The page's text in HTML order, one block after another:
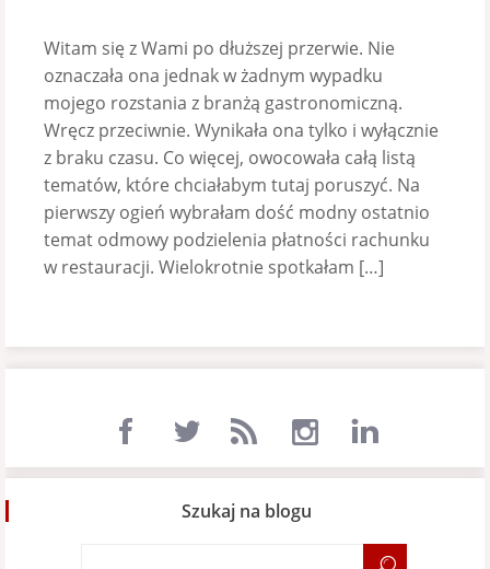
Witam się z Wami po dłuższej przerwie. Nie
oznaczała ona jednak w żadnym wypadku
mojego rozstania z branżą gastronomiczną.
Wręcz przeciwnie. Wynikała ona tylko i wyłącznie
z braku czasu. Co więcej, owocowała całą listą
tematów, które chciałabym tutaj poruszyć. Na
pierwszy ogień wybrałam dość modny ostatnio
temat odmowy podzielenia płatności rachunku
w restauracji. Wielokrotnie spotkałam […]
Szukaj na blogu